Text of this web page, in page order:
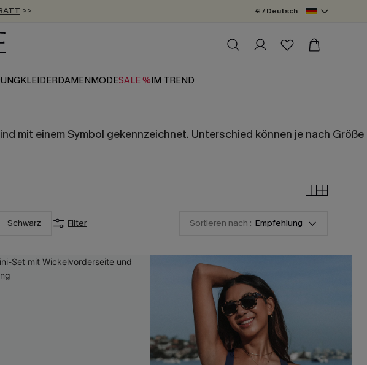
>>
€
€ / Deutsch
KLEIDERDAMENMODESALE %IM TREND
mit einem Symbol gekennzeichnet. Unterschied können je nach Größe
Schwarz Filter Sortieren nach : Empfehlung